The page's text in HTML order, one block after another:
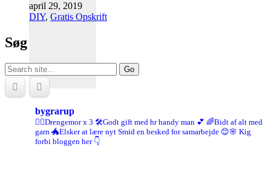
april 29, 2019
DIY, Gratis Opskrift
Søg
Search
for:
bygrarup
🤹‍♀️Drengemor x 3 🛠️Godt gift med hr handy man 💕 🌈Bidt af alt med
garn 🐲Elsker at lære nyt Smid en besked for samarbejde 😊🌸 Kig
forbi bloggen her 👇